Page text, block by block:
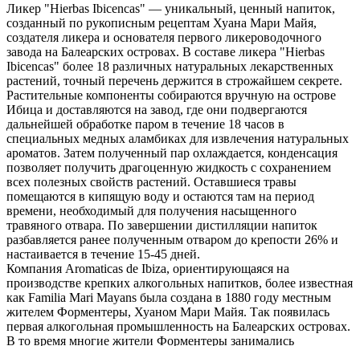
Ликер "Hierbas Ibicencas" — уникальный, ценный напиток,
созданный по рукописным рецептам Хуана Мари Майя,
создателя ликера и основателя первого ликероводочного
завода на Балеарских островах. В составе ликера "Hierbas
Ibicencas" более 18 различных натуральных лекарственных
растений, точный перечень держится в строжайшем секрете.
Растительные компоненты собираются вручную на острове
Ибица и доставляются на завод, где они подвергаются
дальнейшей обработке паром в течение 18 часов в
специальных медных аламбиках для извлечения натуральных
ароматов. Затем полученный пар охлаждается, конденсация
позволяет получить драгоценную жидкость с сохранением
всех полезных свойств растений. Оставшиеся травы
помещаются в кипящую воду и остаются там на период
времени, необходимый для получения насыщенного
травяного отвара. По завершении дистилляции напиток
разбавляется ранее полученным отваром до крепости 26% и
настаивается в течение 15-45 дней.
Компания Aromaticas de Ibiza, ориентирующаяся на
производстве крепких алкогольных напитков, более известная
как Familia Mari Mayans была создана в 1880 году местным
жителем Форментеры, Хуаном Мари Майя. Так появилась
первая алкогольная промышленность на Балеарских островах.
В то время многие жители Форментеры занимались